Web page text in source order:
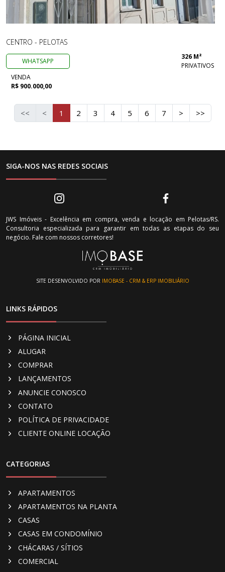
CENTRO - PELOTAS
WHATSAPP
326 M²
PRIVATIVOS
VENDA
R$ 900.000,00
<< < 1 2 3 4 5 6 7 > >>
SIGA-NOS NAS REDES SOCIAIS
JWS Imóveis - Excelência em compra, venda e locação em Pelotas/RS.
Consultoria especializada para garantir em todas as etapas do seu
negócio. Fale com nossos corretores!
SITE DESENVOLVIDO POR IMOBASE - CRM & ERP IMOBILIÁRIO
LINKS RÁPIDOS
PÁGINA INICIAL
ALUGAR
COMPRAR
LANÇAMENTOS
ANUNCIE CONOSCO
CONTATO
POLÍTICA DE PRIVACIDADE
CLIENTE ONLINE LOCAÇÃO
CATEGORIAS
APARTAMENTOS
APARTAMENTOS NA PLANTA
CASAS
CASAS EM CONDOMÍNIO
CHÁCARAS / SÍTIOS
COMERCIAL